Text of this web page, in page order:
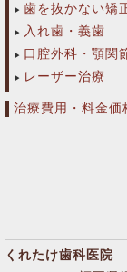
歯を抜かない矯
入れ歯・義歯
口腔外科・顎関
レーザー治療
治療費用・料金価
くれたけ歯科医院